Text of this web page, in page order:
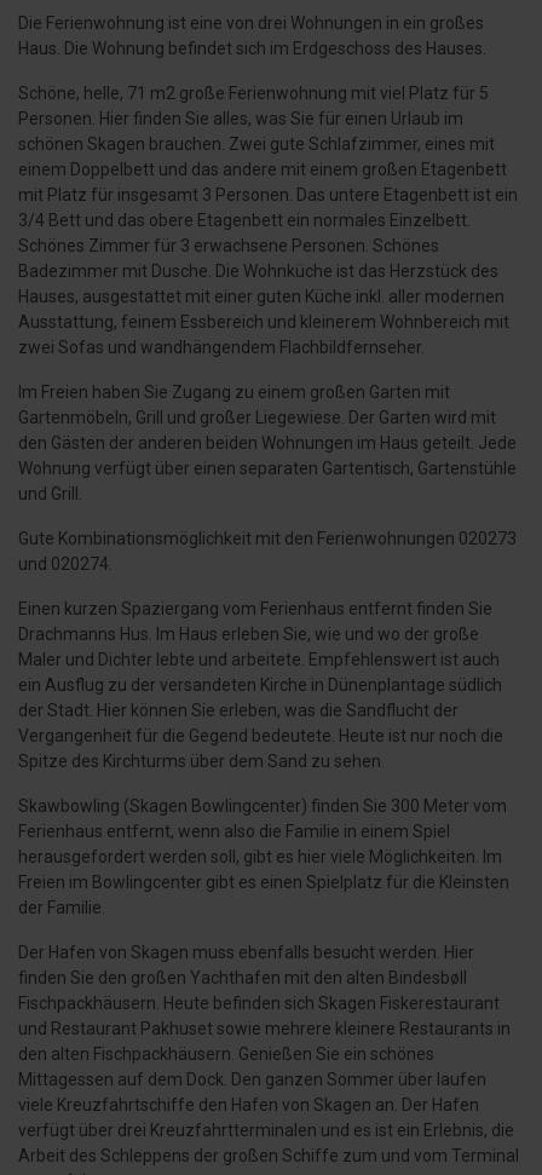
Die Ferienwohnung ist eine von drei Wohnungen in ein großes
Haus. Die Wohnung befindet sich im Erdgeschoss des Hauses.
Schöne, helle, 71 m2 große Ferienwohnung mit viel Platz für 5
Personen. Hier finden Sie alles, was Sie für einen Urlaub im
schönen Skagen brauchen. Zwei gute Schlafzimmer, eines mit
einem Doppelbett und das andere mit einem großen Etagenbett
mit Platz für insgesamt 3 Personen. Das untere Etagenbett ist ein
3/4 Bett und das obere Etagenbett ein normales Einzelbett.
Schönes Zimmer für 3 erwachsene Personen. Schönes
Badezimmer mit Dusche. Die Wohnküche ist das Herzstück des
Hauses, ausgestattet mit einer guten Küche inkl. aller modernen
Ausstattung, feinem Essbereich und kleinerem Wohnbereich mit
zwei Sofas und wandhängendem Flachbildfernseher.
Im Freien haben Sie Zugang zu einem großen Garten mit
Gartenmöbeln, Grill und großer Liegewiese. Der Garten wird mit
den Gästen der anderen beiden Wohnungen im Haus geteilt. Jede
Wohnung verfügt über einen separaten Gartentisch, Gartenstühle
und Grill.
Gute Kombinationsmöglichkeit mit den Ferienwohnungen 020273
und 020274.
Einen kurzen Spaziergang vom Ferienhaus entfernt finden Sie
Drachmanns Hus. Im Haus erleben Sie, wie und wo der große
Maler und Dichter lebte und arbeitete. Empfehlenswert ist auch
ein Ausflug zu der versandeten Kirche in Dünenplantage südlich
der Stadt. Hier können Sie erleben, was die Sandflucht der
Vergangenheit für die Gegend bedeutete. Heute ist nur noch die
Spitze des Kirchturms über dem Sand zu sehen.
Skawbowling (Skagen Bowlingcenter) finden Sie 300 Meter vom
Ferienhaus entfernt, wenn also die Familie in einem Spiel
herausgefordert werden soll, gibt es hier viele Möglichkeiten. Im
Freien im Bowlingcenter gibt es einen Spielplatz für die Kleinsten
der Familie.
Der Hafen von Skagen muss ebenfalls besucht werden. Hier
finden Sie den großen Yachthafen mit den alten Bindesbøll
Fischpackhäusern. Heute befinden sich Skagen Fiskerestaurant
und Restaurant Pakhuset sowie mehrere kleinere Restaurants in
den alten Fischpackhäusern. Genießen Sie ein schönes
Mittagessen auf dem Dock. Den ganzen Sommer über laufen
viele Kreuzfahrtschiffe den Hafen von Skagen an. Der Hafen
verfügt über drei Kreuzfahrtterminalen und es ist ein Erlebnis, die
Arbeit des Schleppens der großen Schiffe zum und vom Terminal